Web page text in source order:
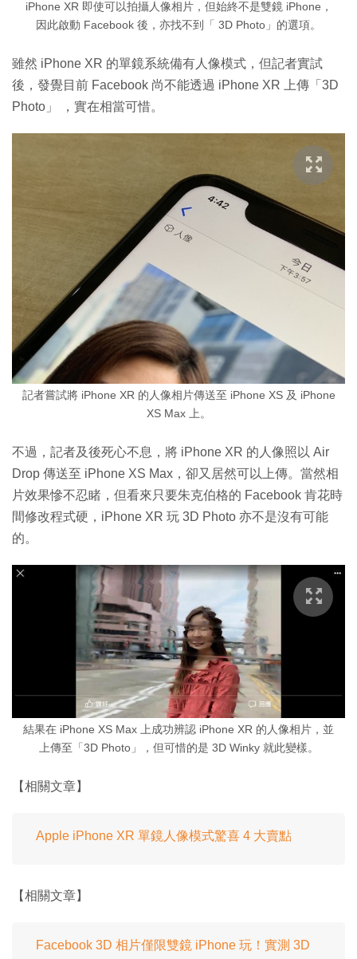
iPhone XR 即使可以拍攝人像相片，但始終不是雙鏡 iPhone，
因此啟動 Facebook 後，亦找不到「 3D Photo」的選項。
雖然 iPhone XR 的單鏡系統備有人像模式，但記者實試
後，發覺目前 Facebook 尚不能透過 iPhone XR 上傳「3D
Photo」 ，實在相當可惜。
記者嘗試將 iPhone XR 的人像相片傳送至 iPhone XS 及 iPhone
XS Max 上。
不過，記者及後死心不息，將 iPhone XR 的人像照以 Air
Drop 傳送至 iPhone XS Max，卻又居然可以上傳。當然相
片效果慘不忍睹，但看來只要朱克伯格的 Facebook 肯花時
間修改程式硬，iPhone XR 玩 3D Photo 亦不是沒有可能
的。
結果在 iPhone XS Max 上成功辨認 iPhone XR 的人像相片，並
上傳至「3D Photo」，但可惜的是 3D Winky 就此變樣。
【相關文章】
Apple iPhone XR 單鏡人像模式驚喜 4 大賣點
【相關文章】
Facebook 3D 相片僅限雙鏡 iPhone 玩！實測 3D